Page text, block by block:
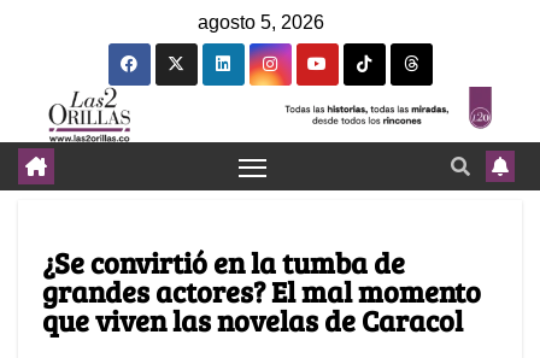
agosto 5, 2026
¿Se convirtió en la tumba de
grandes actores? El mal momento
que viven las novelas de Caracol